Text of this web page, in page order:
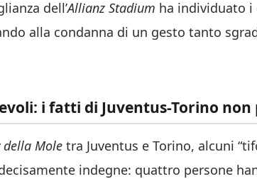
dell’Allianz Stadium ha individuato
alla condanna di un gesto tanto
i fatti di Juventus-Torino
della Mole tra Juventus e Torino, alcuni
indegne: quattro persone